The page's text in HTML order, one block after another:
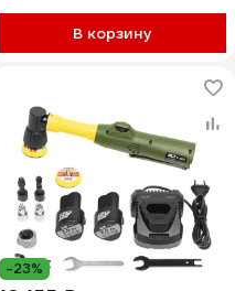
В корзину
-23%